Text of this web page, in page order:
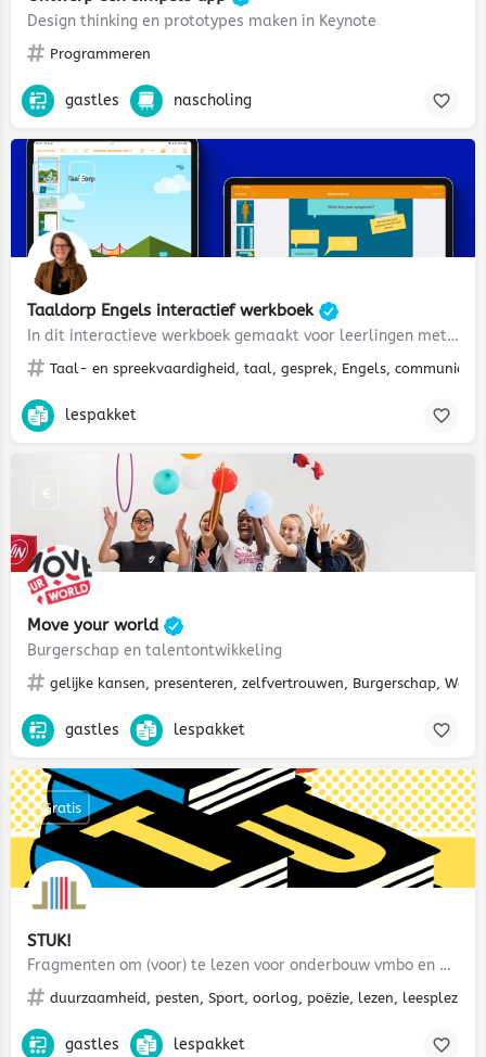
Design thinking en prototypes maken in Keynote
Programmeren
gastles nascholing
Taaldorp Engels interactief werkboek
In dit interactieve werkboek gemaakt voor leerlingen met een iPad, bereid je jouw leerlingen voor op een…
Taal- en spreekvaardigheid, taal, gesprek, Engels,
€
lespakket
Move your world
Burgerschap en talentontwikkeling
gelijke kansen, presenteren, zelfvertrouwen, Burgerschap,
€
gastles lespakket
STUK!
Fragmenten om (voor) te lezen voor onderbouw vmbo en praktijkonderwijs
duurzaamheid, pesten, Sport, oorlog, poëzie, lezen, leesplezier,
Gratis
gastles lespakket